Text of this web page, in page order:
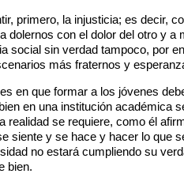
primero, la injusticia; es decir,
dolernos con el dolor del otro y a
social sin verdad tampoco, por
más fraternos y
en que formar a los jóvenes
en una institución académica
se requiere, como él
siente y se hace y hacer lo que
no estará cumpliendo su
bien.